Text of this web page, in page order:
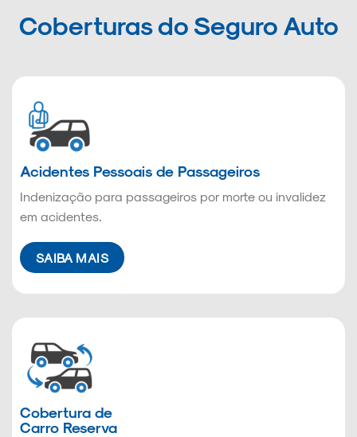
Coberturas do Seguro Auto
Acidentes Pessoais de Passageiros
Indenização para passageiros por morte ou invalidez
em acidentes.
SAIBA MAIS
Cobertura de
Carro Reserva